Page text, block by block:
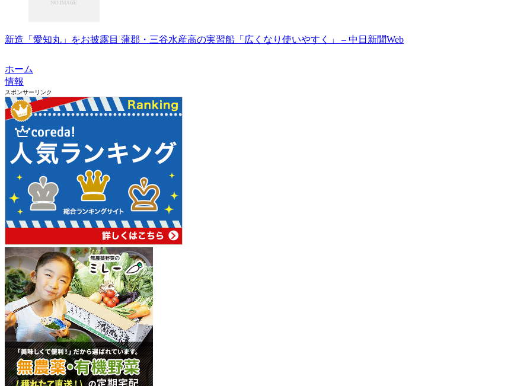
新造「愛知丸」をお披露目 蒲郡・三谷水産高の実習船「広くなり使いやすく」 – 中日新聞Web
ホーム
情報
スポンサーリンク